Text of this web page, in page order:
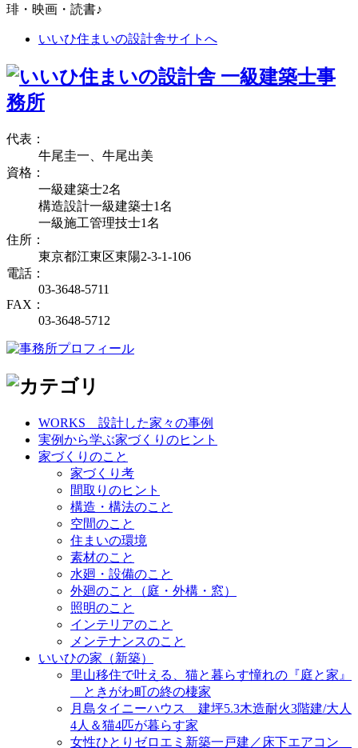
琲・映画・読書♪
いいひ住まいの設計舎サイトへ
代表：
牛尾圭一、牛尾出美
資格：
一級建築士2名
構造設計一級建築士1名
一級施工管理技士1名
住所：
東京都江東区東陽2-3-1-106
電話：
03-3648-5711
FAX：
03-3648-5712
WORKS＿設計した家々の事例
実例から学ぶ家づくりのヒント
家づくりのこと
家づくり考
間取りのヒント
構造・構法のこと
空間のこと
住まいの環境
素材のこと
水廻・設備のこと
外廻のこと（庭・外構・窓）
照明のこと
インテリアのこと
メンテナンスのこと
いいひの家（新築）
里山移住で叶える、猫と暮らす憧れの『庭と家』
＿ときがわ町の終の棲家
月島タイニーハウス＿建坪5.3木造耐火3階建/大人
4人＆猫4匹が暮らす家
女性ひとりゼロエミ新築一戸建／床下エアコン＿